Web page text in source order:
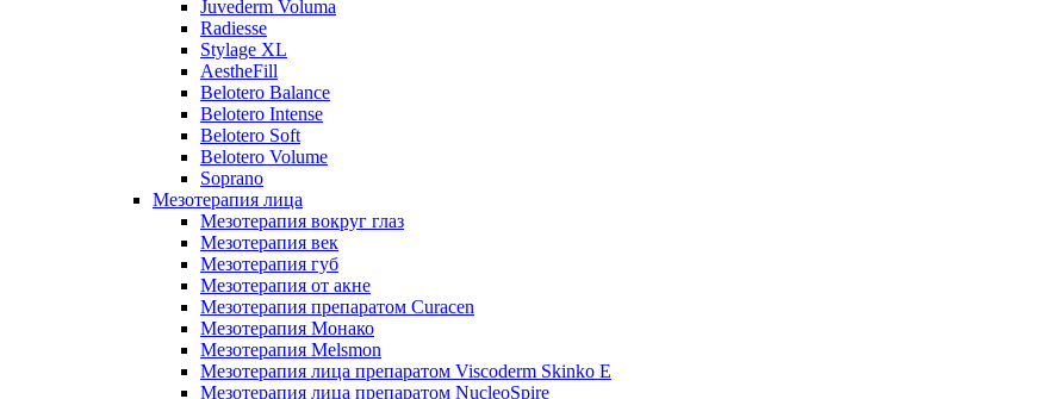
Juvederm Voluma
Radiesse
Stylage XL
AestheFill
Belotero Balance
Belotero Intense
Belotero Soft
Belotero Volume
Soprano
Мезотерапия лица
Мезотерапия вокруг глаз
Мезотерапия век
Мезотерапия губ
Мезотерапия от акне
Мезотерапия препаратом Curacen
Мезотерапия Монако
Мезотерапия Melsmon
Мезотерапия лица препаратом Viscoderm Skinko E
Мезотерапия лица препаратом NucleoSpire